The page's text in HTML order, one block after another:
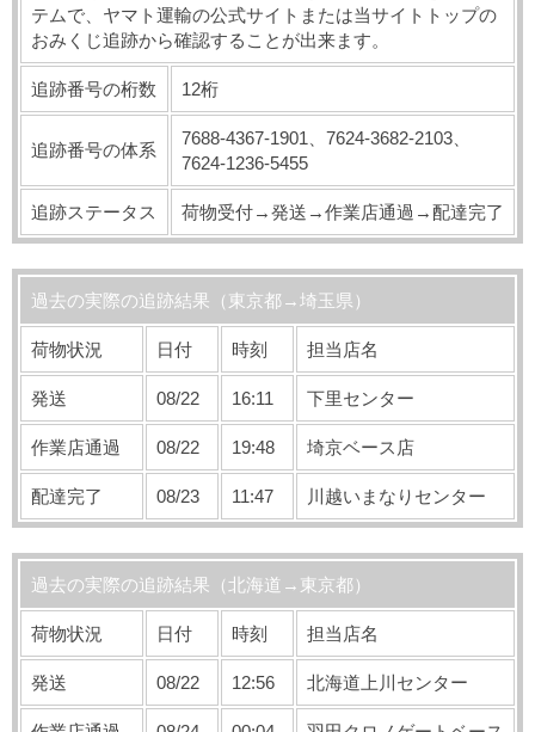
テムで、ヤマト運輸の公式サイトまたは当サイトトップの
おみくじ追跡から確認することが出来ます。
追跡番号の桁数 12桁
追跡番号の体系
7688-4367-1901、7624-3682-2103、
7624-1236-5455
追跡ステータス 荷物受付→発送→作業店通過→配達完了
過去の実際の追跡結果（東京都→埼玉県）
荷物状況 日付 時刻 担当店名
発送 08/22 16:11 下里センター
作業店通過 08/22 19:48 埼京ベース店
配達完了 08/23 11:47 川越いまなりセンター
過去の実際の追跡結果（北海道→東京都）
荷物状況 日付 時刻 担当店名
発送 08/22 12:56 北海道上川センター